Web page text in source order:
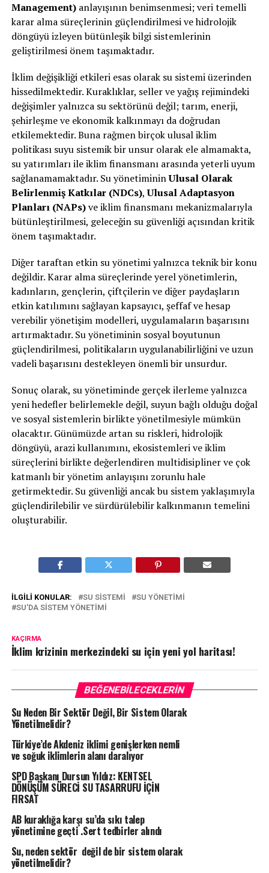
Management)anlayışının benimsenmesi; veri temelli
karar alma süreçlerinin güçlendirilmesi ve hidrolojik
döngüyü izleyen bütünleşik bilgi sistemlerinin
geliştirilmesi önem taşımaktadır.
İklim değişikliği etkileri esas olarak su sistemi üzerinden
hissedilmektedir. Kuraklıklar, seller ve yağış rejimindeki
değişimler yalnızca su sektörünü değil; tarım, enerji,
şehirleşme ve ekonomik kalkınmayı da doğrudan
etkilemektedir. Buna rağmen birçok ulusal iklim
politikası suyu sistemik bir unsur olarak ele almamakta,
su yatırımları ile iklim finansmanı arasında yeterli uyum
sağlanamamaktadır. Su yönetimininUlusal Olarak
Belirlenmiş Katkılar (NDCs),Ulusal Adaptasyon
Planları (NAPs)ve iklim finansmanı mekanizmalarıyla
bütünleştirilmesi, geleceğin su güvenliği açısından kritik
önem taşımaktadır.
Diğer taraftan etkin su yönetimi yalnızca teknik bir konu
değildir. Karar alma süreçlerinde yerel yönetimlerin,
kadınların, gençlerin, çiftçilerin ve diğer paydaşların
etkin katılımını sağlayan kapsayıcı, şeffaf ve hesap
verebilir yönetişim modelleri, uygulamaların başarısını
artırmaktadır. Su yönetiminin sosyal boyutunun
güçlendirilmesi, politikaların uygulanabilirliğini ve uzun
vadeli başarısını destekleyen önemli bir unsurdur.
Sonuç olarak, su yönetiminde gerçek ilerleme yalnızca
yeni hedefler belirlemekle değil, suyun bağlı olduğu doğal
ve sosyal sistemlerin birlikte yönetilmesiyle mümkün
olacaktır. Günümüzde artan su riskleri, hidrolojik
döngüyü, arazi kullanımını, ekosistemleri ve iklim
süreçlerini birlikte değerlendiren multidisipliner ve çok
katmanlı bir yönetim anlayışını zorunlu hale
getirmektedir. Su güvenliği ancak bu sistem yaklaşımıyla
güçlendirilebilir ve sürdürülebilir kalkınmanın temelini
oluşturabilir.
İLGILI KONULAR: SU SISTEMI
SU YÖNETIMI
SU'DA SISTEM YÖNETIMI
KAÇIRMA
İklim krizinin merkezindeki su için yeni yol haritası!
BEĞENEBILECEKLERIN
Su Neden Bir Sektör Değil, Bir Sistem Olarak
Yönetilmelidir?
Türkiye’de Akdeniz iklimi genişlerken nemli
ve soğuk iklimlerin alanı daralıyor
SPD Başkanı Dursun Yıldız: KENTSEL
DÖNÜŞÜM SÜRECİ SU TASARRUFU İÇİN
FIRSAT
AB kuraklığa karşı su’da sıkı talep
yönetimine geçti .Sert tedbirler alındı
Su, neden sektör değil de bir sistem olarak
yönetilmelidir?